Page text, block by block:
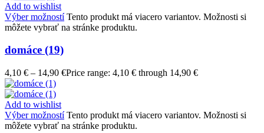
Add to wishlist
Výber možností Tento produkt má viacero variantov. Možnosti si
môžete vybrať na stránke produktu.
domáce (19)
4,10 € – 14,90 €Price range: 4,10 € through 14,90 €
Add to wishlist
Výber možností Tento produkt má viacero variantov. Možnosti si
môžete vybrať na stránke produktu.